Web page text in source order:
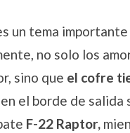
un tema
no solo los
sino que el cofre
el borde de
F-22 Raptor,